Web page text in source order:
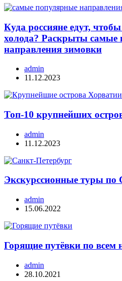
Куда россияне едут,
холода? Раскрыты самые
направления зимовки
admin
11.12.2023
Топ-10 крупнейших
admin
11.12.2023
Экскурссионные туры по
admin
15.06.2022
Горящие путёвки по всем
admin
28.10.2021